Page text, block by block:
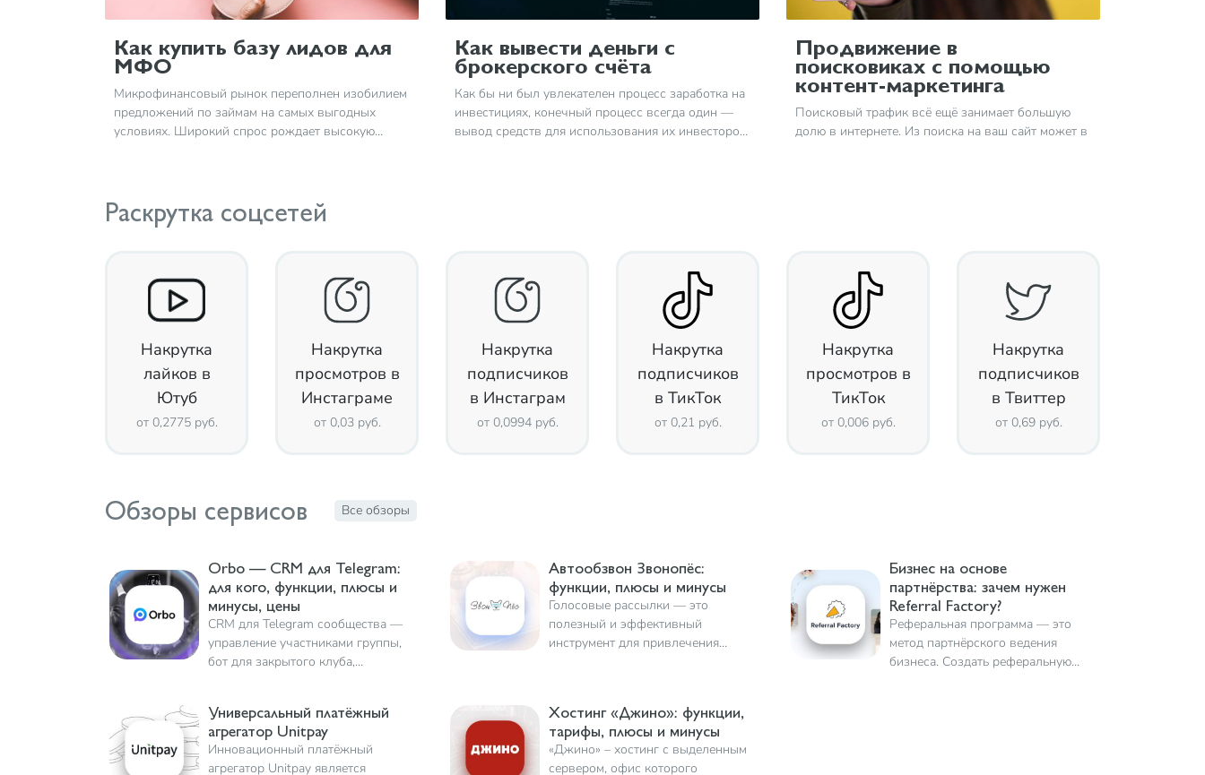
Как купить базу лидов для
МФО
Микрофинансовый рынок переполнен изобилием
предложений по займам на самых выгодных
условиях. Широкий спрос рождает высокую
Как вывести деньги с
брокерского счёта
Как бы ни был увлекателен процесс заработка на
инвестициях, конечный процесс всегда один —
вывод средств для использования их инвестором
Продвижение в
поисковиках с помощью
контент-маркетинга
Поисковый трафик всё ещё занимает большую
долю в интернете. Из поиска на ваш сайт может в
Раскрутка соцсетей
Накрутка
лайков в
Ютуб
от 0,2775 руб.
Накрутка
просмотров в
Инстаграме
от 0,03 руб.
Накрутка
подписчиков
в Инстаграм
от 0,0994 руб.
Накрутка
подписчиков
в ТикТок
от 0,21 руб.
Накрутка
просмотров в
ТикТок
от 0,006 руб.
Накрутка
подписчиков
в Твиттер
от 0,69 руб.
Обзоры сервисов Все обзоры
Orbo — CRM для Telegram:
для кого, функции, плюсы и
минусы, цены
CRM для Telegram сообщества —
управление участниками группы,
бот для закрытого клуба,
Обзор на Orbo
Автообзвон Звонопёс:
функции, плюсы и минусы
Голосовые рассылки — это
полезный и эффективный
инструмент для привлечения
позволяющий значительно
облегчить работу для
предпринимателей
Бизнес на основе
партнёрства: зачем нужен
Referral Factory?
Реферальная программа — это
метод партнёрского ведения
бизнеса. Создать реферальную
Универсальный платёжный
агрегатор Unitpay
Инновационный платёжный
агрегатор Unitpay является
Хостинг «Джино»: функции,
тарифы, плюсы и минусы
«Джино» – хостинг с выделенным
сервером, офис которого